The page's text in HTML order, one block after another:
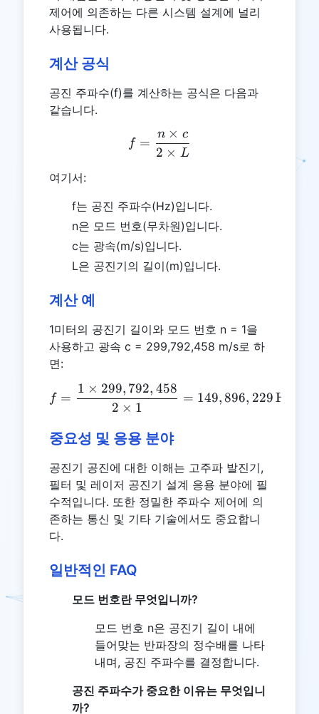
제어에 의존하는 다른 시스템 설계에 널리
사용됩니다.
계산 공식
공진 주파수(f)를 계산하는 공식은 다음과
같습니다.
f = \frac{n \times c}{2
f =
2 × L
n × c
여기서:
f는 공진 주파수(Hz)입니다.
n은 모드 번호(무차원)입니다.
c는 광속(m/s)입니다.
L은 공진기의 길이(m)입니다.
계산 예
1미터의 공진기 길이와 모드 번호 n = 1을
사용하고 광속 c = 299,792,458 m/s로 하
면:
f = \frac{1 \times
f =
2 × 1
1 × 299, 792, 458
= 149, 896, 229Hz
중요성 및 응용 분야
공진기 공진에 대한 이해는 고주파 발진기,
필터 및 레이저 공진기 설계 응용 분야에 필
수적입니다. 또한 정밀한 주파수 제어에 의
존하는 통신 및 기타 기술에서도 중요합니
다.
일반적인 FAQ
모드 번호란 무엇입니까?
모드 번호 n은 공진기 길이 내에
들어맞는 반파장의 정수배를 나타
내며, 공진 주파수를 결정합니다.
공진 주파수가 중요한 이유는 무엇입니
까?